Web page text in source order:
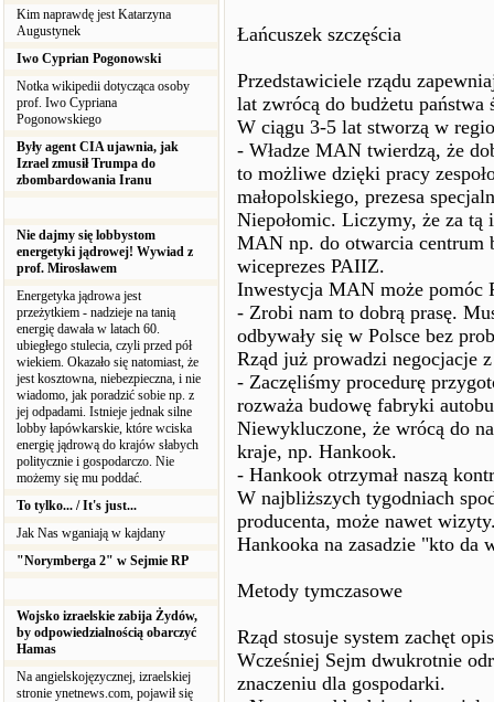
Kim naprawdę jest Katarzyna
Augustynek
Iwo Cyprian Pogonowski
Notka wikipedii dotycząca osoby
prof. Iwo Cypriana
Pogonowskiego
Były agent CIA ujawnia, jak
Izrael zmusił Trumpa do
zbombardowania Iranu
Nie dajmy się lobbystom
energetyki jądrowej! Wywiad z
prof. Mirosławem
Energetyka jądrowa jest
przeżytkiem - nadzieje na tanią
energię dawała w latach 60.
ubiegłego stulecia, czyli przed pół
wiekiem. Okazało się natomiast, że
jest kosztowna, niebezpieczna, i nie
wiadomo, jak poradzić sobie np. z
jej odpadami. Istnieje jednak silne
lobby łapówkarskie, które wciska
energię jądrową do krajów słabych
politycznie i gospodarczo. Nie
możemy się mu poddać.
To tylko... / It's just...
Jak Nas wganiają w kajdany
"Norymberga 2" w Sejmie RP
Wojsko izraelskie zabija Żydów,
by odpowiedzialnością obarczyć
Hamas
Na angielskojęzycznej, izraelskiej
stronie ynetnews.com, pojawił się
Łańcuszek szczęścia
Przedstawiciele rządu
lat zwrócą do budżetu państwa
W ciągu 3-5 lat stworzą w
- Władze MAN twierdzą, że
to możliwe dzięki pracy
małopolskiego, prezesa
Niepołomic. Liczymy, że za tą
MAN np. do otwarcia centrum
wiceprezes PAIIZ.
Inwestycja MAN może pomóc
- Zrobi nam to dobrą prasę.
odbywały się w Polsce bez
Rząd już prowadzi negocjacje
- Zaczęliśmy procedurę
rozważa budowę fabryki
Niewykluczone, że wrócą do
kraje, np. Hankook.
- Hankook otrzymał naszą
W najbliższych tygodniach
producenta, może nawet
Hankooka na zasadzie "kto da
Metody tymczasowe
Rząd stosuje system zachęt
Wcześniej Sejm dwukrotnie
znaczeniu dla gospodarki.